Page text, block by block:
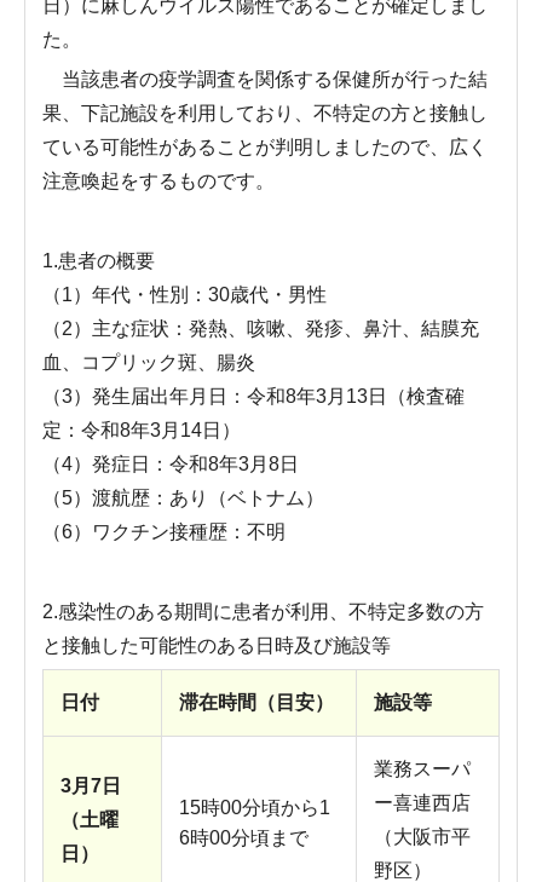
日）に麻しんウイルス陽性であることが確定しまし
た。
当該患者の疫学調査を関係する保健所が行った結
果、下記施設を利用しており、不特定の方と接触し
ている可能性があることが判明しましたので、広く
注意喚起をするものです。
1.患者の概要
（1）年代・性別：30歳代・男性
（2）主な症状：発熱、咳嗽、発疹、鼻汁、結膜充
血、コプリック斑、腸炎
（3）発生届出年月日：令和8年3月13日（検査確
定：令和8年3月14日）
（4）発症日：令和8年3月8日
（5）渡航歴：あり（ベトナム）
（6）ワクチン接種歴：不明
2.感染性のある期間に患者が利用、不特定多数の方
と接触した可能性のある日時及び施設等
日付 滞在時間（目安） 施設等
3月7日
（土曜
日）
15時00分頃から1
6時00分頃まで
業務スーパ
ー喜連西店
（大阪市平
野区）